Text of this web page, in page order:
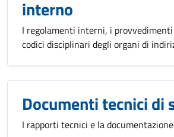
interno
I regolamenti interni, i
codici disciplinari degli organi di
Documenti tecnici di
I rapporti tecnici e la